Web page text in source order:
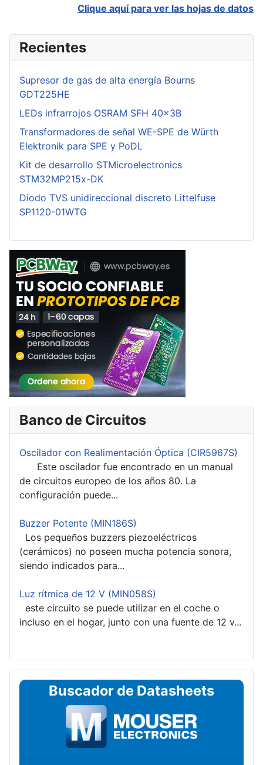
Clique aquí para ver las hojas de datos
Recientes
Supresor de gas de alta energía Bourns
GDT225HE
LEDs infrarrojos OSRAM SFH 40x3B
Transformadores de señal WE-SPE de Würth
Elektronik para SPE y PoDL
Kit de desarrollo STMicroelectronics
STM32MP215x-DK
Diodo TVS unidireccional discreto Littelfuse
SP1120-01WTG
Banco de Circuitos
Oscilador con Realimentación Óptica (CIR5967S)
Este oscilador fue encontrado en un manual
de circuitos europeo de los años 80. La
configuración puede...
Buzzer Potente (MIN186S)
Los pequeños buzzers piezoeléctricos
(cerámicos) no poseen mucha potencia sonora,
siendo indicados para...
Luz rítmica de 12 V (MIN058S)
este circuito se puede utilizar en el coche o
incluso en el hogar, junto con una fuente de 12 v...
Buscador de Datasheets